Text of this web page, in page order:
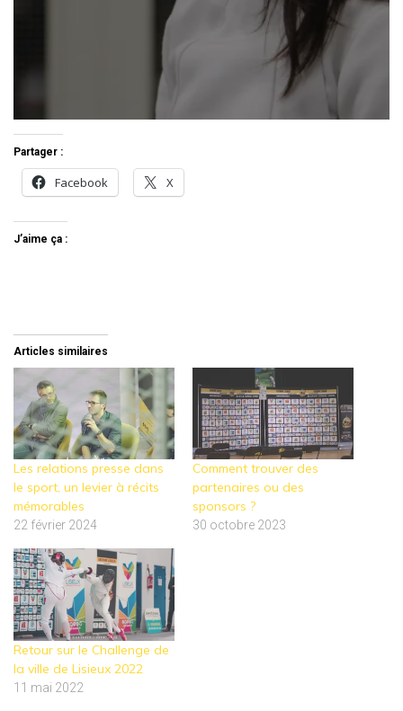
Partager :
Facebook X
J’aime ça :
Articles similaires
Les relations presse dans
le sport, un levier à récits
mémorables
22 février 2024
Comment trouver des
partenaires ou des
sponsors ?
30 octobre 2023
Retour sur le Challenge de
la ville de Lisieux 2022
11 mai 2022